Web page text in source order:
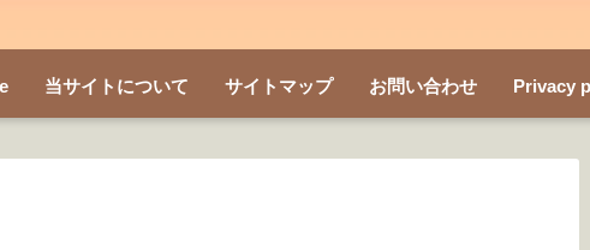
当サイトについて サイトマップ お問い合わせ Privacy